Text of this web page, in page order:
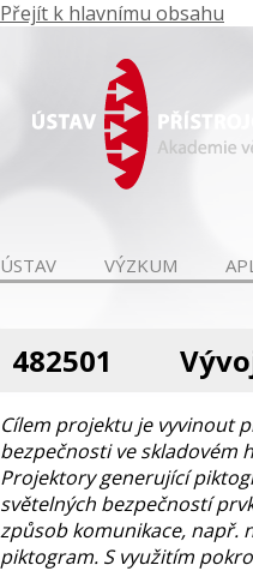
Přejít k hlavnímu obsahu
ÚSTAV VÝZKUM
482501
Cílem projektu je vyvinout
bezpečnosti ve skladovém
Projektory generující
světelných bezpečností
způsob komunikace, např.
piktogram. S využitím